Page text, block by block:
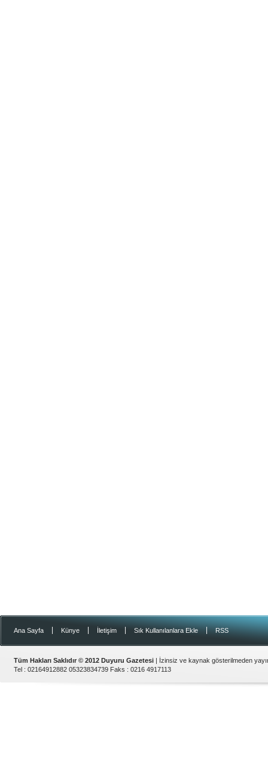
Ana Sayfa Künye İletişim Sık Kullanılanlara Ekle | RSS
Tüm Hakları Saklıdır © 2012 Duyuru Gazetesi | İzinsiz ve kaynak gösterilmeden
Tel : 02164912882 05323834739 Faks : 0216 4917113